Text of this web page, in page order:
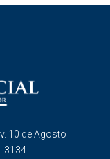
10 de Agosto
3134